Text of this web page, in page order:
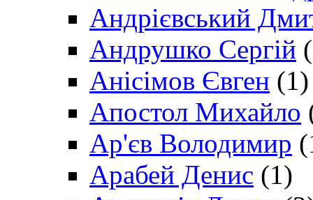
Андрієвський
Андрушко Сергій
Анісімов Євген (1)
Апостол Михайло
Ар'єв Володимир
Арабей Денис (1)